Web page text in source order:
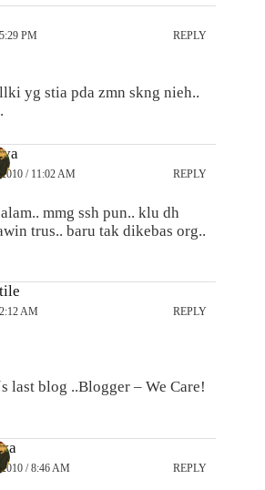
PM REPLY
yg stia pda zmn skng nieh..
/ 11:02 AM REPLY
mmg ssh pun.. klu dh
trus.. baru tak dikebas org..
AM REPLY
last blog ..Blogger – We Care!
/ 8:46 AM REPLY